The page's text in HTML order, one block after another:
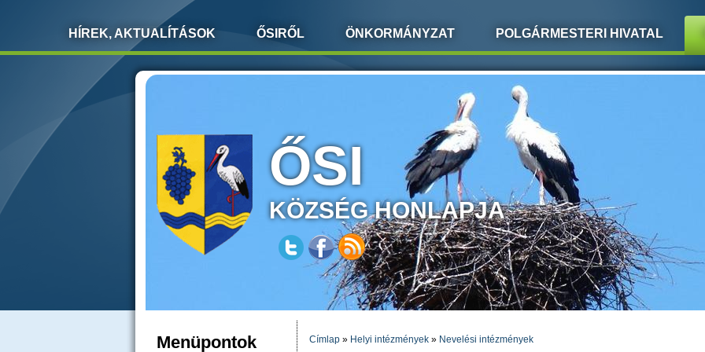
HÍREK, AKTUALÍTÁSOK ŐSIRŐL ÖNKORMÁNYZAT POLGÁRMESTERI HIVATAL
ŐSI
KÖZSÉG HONLAPJA
Menüpontok JELENLEGI HELY
Címlap » Helyi intézmények » Nevelési intézmények